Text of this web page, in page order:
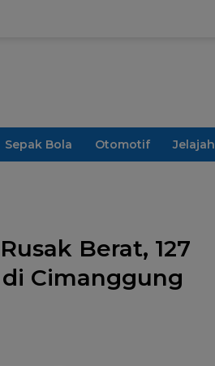
Sepak Bola Otomotif Jelajah
Berat, 127
Cimanggung